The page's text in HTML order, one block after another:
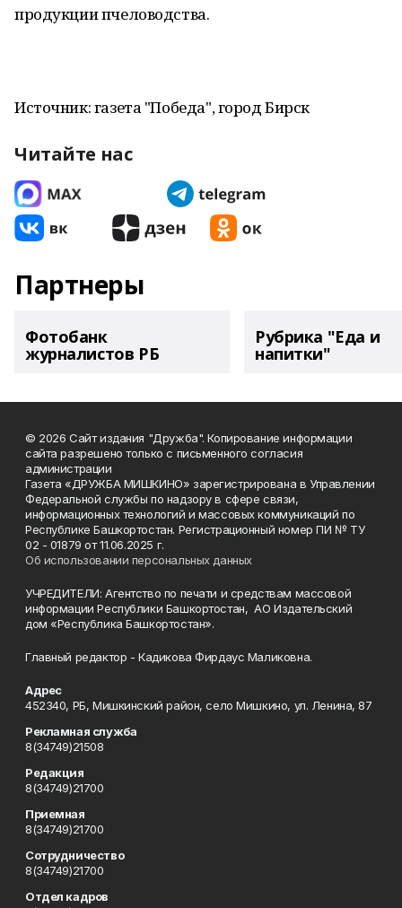
продукции пчеловодства.
Источник: газета "Победа", город Бирск
Читайте нас
Партнеры
Фотобанк
журналистов РБ
Рубрика "Еда и
напитки"
© 2026 Сайт издания "Дружба". Копирование информации
сайта разрешено только с письменного согласия
администрации
Газета «ДРУЖБА МИШКИНО» зарегистрирована в Управлении
Федеральной службы по надзору в сфере связи,
информационных технологий и массовых коммуникаций по
Республике Башкортостан. Регистрационный номер ПИ № ТУ
02 - 01879 от 11.06.2025 г.
Об использовании персональных данных
УЧРЕДИТЕЛИ: Агентство по печати и средствам массовой
информации Республики Башкортостан, АО Издательский
дом «Республика Башкортостан».
Главный редактор - Кадикова Фирдаус Маликовна.
Адрес
452340, РБ, Мишкинский район, село Мишкино, ул. Ленина, 87
Рекламная служба
8(34749)21508
Редакция
8(34749)21700
Приемная
8(34749)21700
Сотрудничество
8(34749)21700
Отдел кадров